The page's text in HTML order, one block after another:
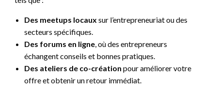
Des meetups locaux sur l’entrepreneuriat ou des
secteurs spécifiques.
Des forums en ligne , où des entrepreneurs
échangent conseils et bonnes pratiques.
Des ateliers de co-création pour améliorer votre
offre et obtenir un retour immédiat.